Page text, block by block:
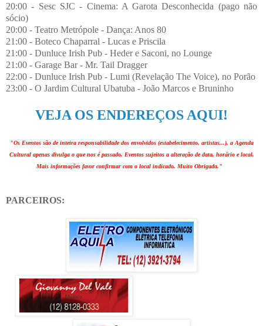
20:00 - Sesc SJC - Cinema: A Garota Desconhecida (pago não
sócio)
20:00 - Teatro Metrópole - Dança: Anos 80
21:00 - Boteco Chaparral - Lucas e Priscila
21:00 - Dunluce Irish Pub - Heder e Saconi, no Lounge
21:00 - Garage Bar - Mr. Tail Dragger
22:00 - Dunluce Irish Pub - Lumi (Revelação The Voice), no Porão
23:00 - O Jardim Cultural Ubatuba - João Marcos e Bruninho
VEJA OS ENDEREÇOS AQUI!
"Os Eventos são de inteira responsabilidade dos envolvidos (estabelecimento, artistas...), a Agenda
Cultural apenas divulga o que nos é passado. Eventos sujeitos a alteração de data, horário e local.
Mais informações favor confirmar com o local indicado. Muito Obrigada."
PARCEIROS: